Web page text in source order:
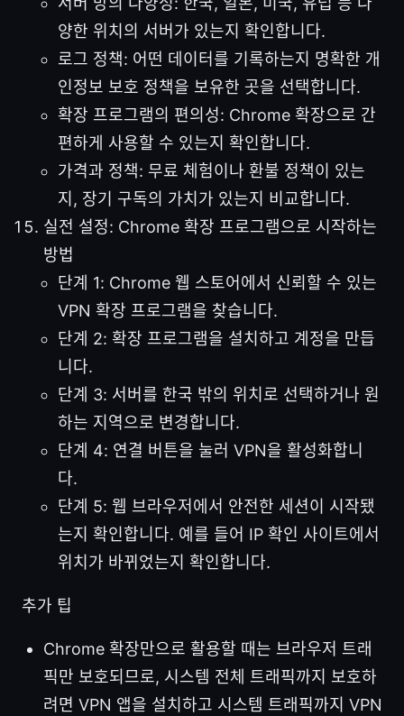
양한 위치의 서버가 있는지 확인합니다.
로그 정책: 어떤 데이터를 기록하는지 명확한 개
인정보 보호 정책을 보유한 곳을 선택합니다.
확장 프로그램의 편의성: Chrome 확장으로 간
편하게 사용할 수 있는지 확인합니다.
가격과 정책: 무료 체험이나 환불 정책이 있는
지, 장기 구독의 가치가 있는지 비교합니다.
실전 설정: Chrome 확장 프로그램으로 시작하는
방법
단계 1: Chrome 웹 스토어에서 신뢰할 수 있는
VPN 확장 프로그램을 찾습니다.
단계 2: 확장 프로그램을 설치하고 계정을 만듭
니다.
단계 3: 서버를 한국 밖의 위치로 선택하거나 원
하는 지역으로 변경합니다.
단계 4: 연결 버튼을 눌러 VPN을 활성화합니
다.
단계 5: 웹 브라우저에서 안전한 세션이 시작됐
는지 확인합니다. 예를 들어 IP 확인 사이트에서
위치가 바뀌었는지 확인합니다.
추가 팁
Chrome 확장만으로 활용할 때는 브라우저 트래
픽만 보호되므로, 시스템 전체 트래픽까지 보호하
려면 VPN 앱을 설치하고 시스템 트래픽까지 VPN